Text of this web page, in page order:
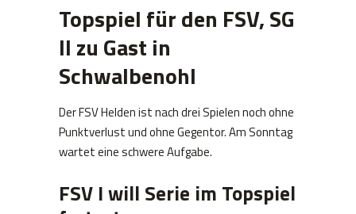
Topspiel für den FSV, SG
II zu Gast in
Schwalbenohl
Der FSV Helden ist nach drei Spielen noch ohne
Punktverlust und ohne Gegentor. Am Sonntag
wartet eine schwere Aufgabe.
FSV I will Serie im Topspiel